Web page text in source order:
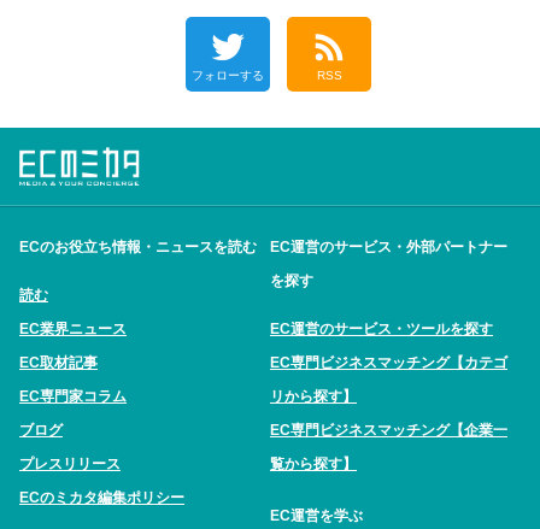
フォローする RSS
ECのお役立ち情報・ニュースを読む
読む
EC業界ニュース
EC取材記事
EC専門家コラム
ブログ
プレスリリース
ECのミカタ編集ポリシー
EC運営のサービス・外部パートナー
を探す
EC運営のサービス・ツールを探す
EC専門ビジネスマッチング【カテゴ
リから探す】
EC専門ビジネスマッチング【企業一
覧から探す】
EC運営を学ぶ